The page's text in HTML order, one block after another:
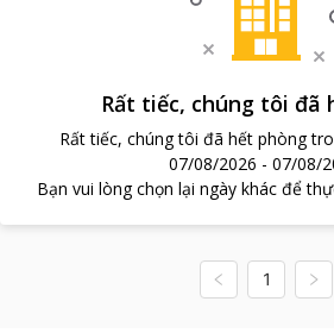
Rất tiếc, chúng tôi đã
Rất tiếc, chúng tôi đã hết phòng
07/08/2026 - 07/08/
Bạn vui lòng chọn lại ngày khác để
1